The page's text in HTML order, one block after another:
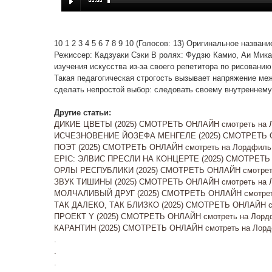
10 1 2 3 4 5 6 7 8 9 10 (Голосов: 13) Оригинальное
Режиссер: Кадзуаки Сэки В ролях: Фудзю Камио, Аи
изучения искусства из-за своего репетитора по
Такая педагогическая строгость вызывает напряжение
сделать непростой выбор: следовать своему
Другие статьи:
ДИКИЕ ЦВЕТЫ (2025) СМОТРЕТЬ ОНЛАЙН смотреть на
ИСЧЕЗНОВЕНИЕ ЙОЗЕФА МЕНГЕЛЕ (2025) СМОТРЕТЬ
ПОЭТ (2025) СМОТРЕТЬ ОНЛАЙН смотреть на
EPIC: ЭЛВИС ПРЕСЛИ НА КОНЦЕРТЕ (2025)
ОРЛЫ РЕСПУБЛИКИ (2025) СМОТРЕТЬ ОНЛАЙН
ЗВУК ТИШИНЫ (2025) СМОТРЕТЬ ОНЛАЙН смотреть на
МОЛЧАЛИВЫЙ ДРУГ (2025) СМОТРЕТЬ ОНЛАЙН
ТАК ДАЛЕКО, ТАК БЛИЗКО (2025) СМОТРЕТЬ ОНЛАЙН
ПРОЕКТ Y (2025) СМОТРЕТЬ ОНЛАЙН смотреть на
КАРАНТИН (2025) СМОТРЕТЬ ОНЛАЙН смотреть на
.
.
.